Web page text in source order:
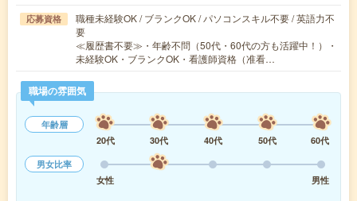
応募資格
職種未経験OK / ブランクOK / パソコンスキル不要 / 英語力不
要
≪履歴書不要≫・年齢不問（50代・60代の方も活躍中！）・
未経験OK・ブランクOK・看護師資格（准看…
職場の雰囲気
年齢層
20代
30代 40代 50代
60代
男女比率
女性
男性